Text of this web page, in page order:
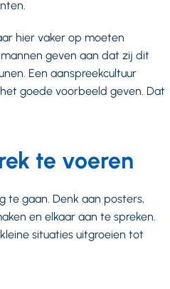
hier vaker op moeten
geven aan dat zij dit
Een aanspreekcultuur
goede voorbeeld geven. Dat
te voeren
te gaan. Denk aan posters,
en elkaar aan te spreken.
situaties uitgroeien tot